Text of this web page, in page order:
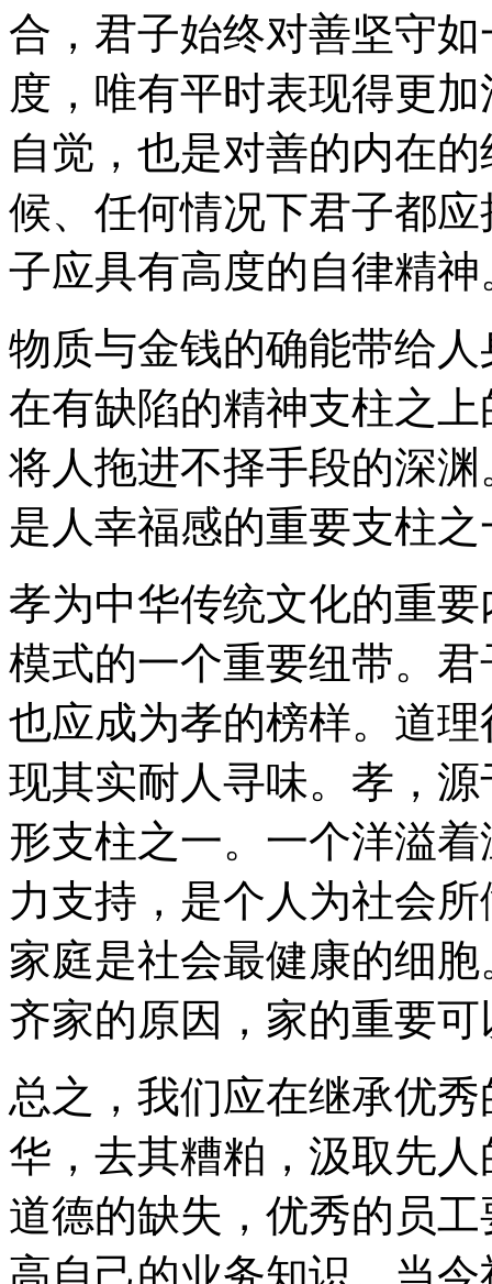
合，君子始终对善坚守
度，唯有平时表现得更
自觉，也是对善的内在
候、任何情况下君子都
子应具有高度的自律精神
物质与金钱的确能带给
在有缺陷的精神支柱之
将人拖进不择手段的深
是人幸福感的重要支柱之
孝为中华传统文化的重
模式的一个重要纽带。
也应成为孝的榜样。道
现其实耐人寻味。孝，
形支柱之一。一个洋溢
力支持，是个人为社会
家庭是社会最健康的细
齐家的原因，家的重要
总之，我们应在继承优
华，去其糟粕，汲取先
道德的缺失，优秀的员